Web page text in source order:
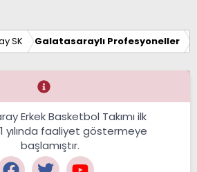
SK Galatasaraylı Profesyoneller
Erkek Basketbol Takımı ilk
yılında faaliyet göstermeye
başlamıştır.